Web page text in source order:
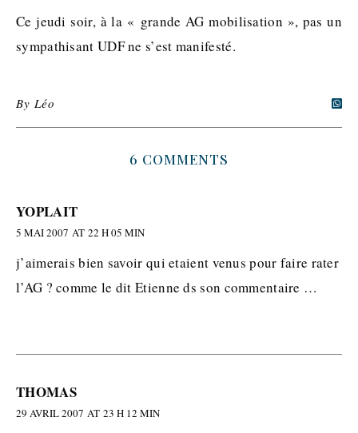
Ce jeudi soir, à la « grande AG mobilisation », pas un
sympathisant UDF ne s’est manifesté.
ByLéo
6 COMMENTS
YOPLAIT
5 MAI 2007 AT 22 H 05 MIN
j’aimerais bien savoir qui etaient venus pour faire rater
l’AG ? comme le dit Etienne ds son commentaire …
THOMAS
29 AVRIL 2007 AT 23 H 12 MIN